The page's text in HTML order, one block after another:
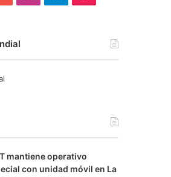
u
e
r
a
a
m
mantiene operativo
con unidad móvil en La